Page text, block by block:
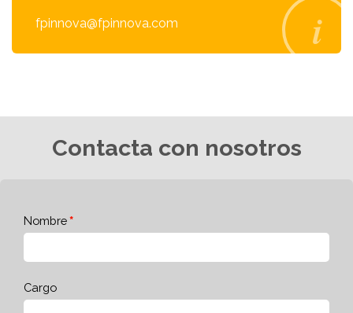
fpinnova@fpinnova.com
Contacta con nosotros
Nombre
Cargo